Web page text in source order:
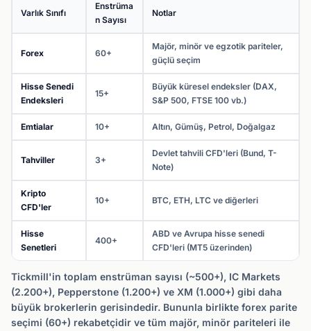
Varlık Sınıfı
Enstrüma
n Sayısı
Notlar
Forex 60+
Majör, minör ve egzotik pariteler,
güçlü seçim
Hisse Senedi
Endeksleri
15+
Büyük küresel endeksler (DAX,
S&P 500, FTSE 100 vb.)
Emtialar 10+ Altın, Gümüş, Petrol, Doğalgaz
Tahviller 3+
Devlet tahvili CFD'leri (Bund, T-
Note)
Kripto
CFD'ler
10+ BTC, ETH, LTC ve diğerleri
Hisse
Senetleri
400+
ABD ve Avrupa hisse senedi
CFD'leri (MT5 üzerinden)
Tickmill'in toplam enstrüman sayısı (~500+), IC Markets
(2.200+), Pepperstone (1.200+) ve XM (1.000+) gibi daha
büyük brokerlerin gerisindedir. Bununla birlikte forex parite
seçimi (60+) rekabetçidir ve tüm majör, minör pariteleri ile